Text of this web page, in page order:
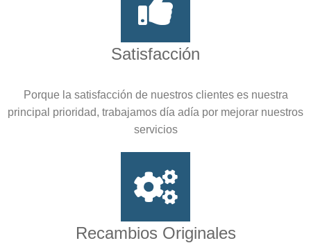
Satisfacción
Porque la satisfacción de nuestros clientes es nuestra
principal prioridad, trabajamos día adía por mejorar nuestros
servicios
Recambios Originales